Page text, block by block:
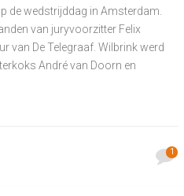
de wedstrijddag in Amsterdam.
van juryvoorzitter Felix
van De Telegraaf. Wilbrink werd
André van Doorn en
1